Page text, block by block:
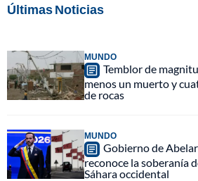
Últimas Noticias
MUNDO
Temblor de
menos un muerto y
de rocas
MUNDO
Gobierno de
reconoce la soberanía
Sáhara occidental